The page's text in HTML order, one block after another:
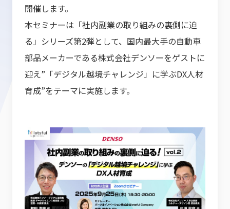
開催します。
本セミナーは「社内副業の取り組みの裏側に迫
る」シリーズ第2弾として、国内最大手の自動車
部品メーカーである株式会社デンソーをゲストに
迎え”「デジタル越境チャレンジ」に学ぶDX人材
育成”をテーマに実施します。